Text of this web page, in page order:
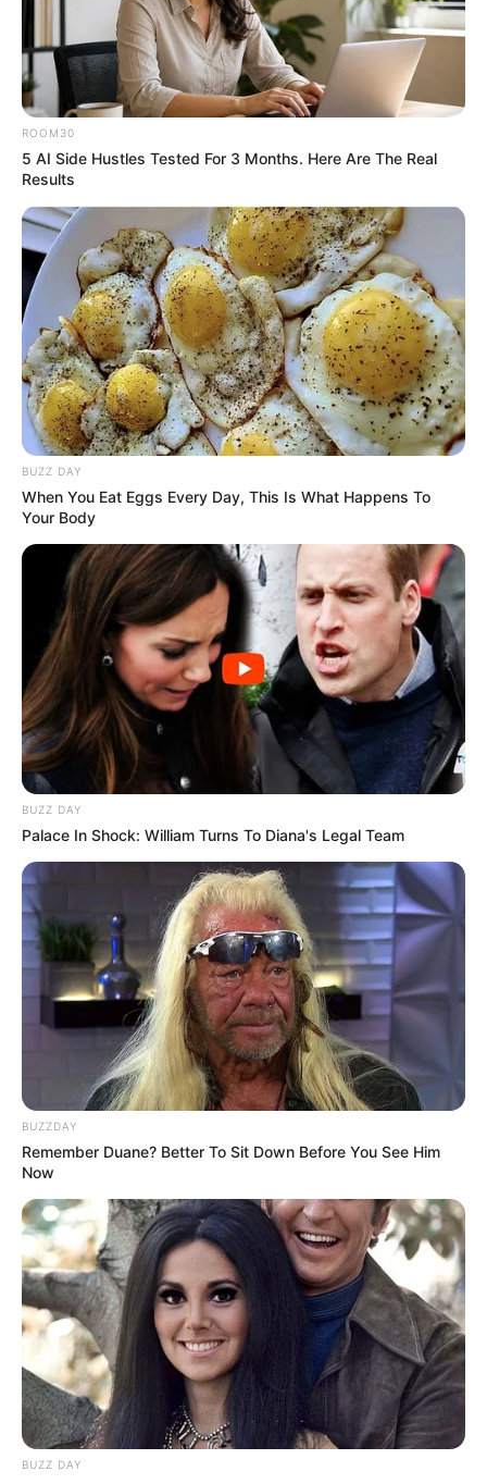
ROOM30
5 AI Side Hustles Tested For 3 Months. Here Are The Real
Results
BUZZ DAY
When You Eat Eggs Every Day, This Is What Happens To
Your Body
BUZZ DAY
Palace In Shock: William Turns To Diana's Legal Team
BUZZDAY
Remember Duane? Better To Sit Down Before You See Him
Now
BUZZ DAY